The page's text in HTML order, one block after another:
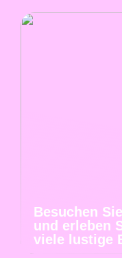
Besuchen
und erleben
viele lustige